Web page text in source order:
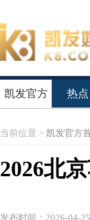
凯发官方 热点
当前位置 > 凯发官方
2026北
发布时间：2026-04-